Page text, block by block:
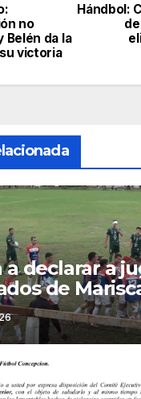
Hándbol:
no
Belén da la
victoria
a declarar a
de
del club